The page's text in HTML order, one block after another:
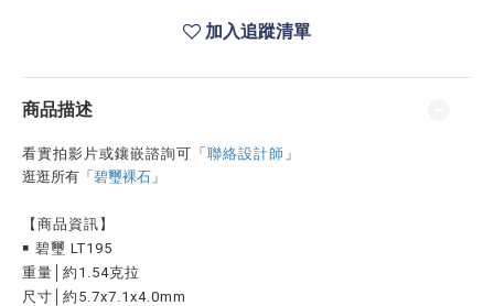
加入追蹤清單
商品描述
看實拍影片或鑲嵌諮詢可 「 聯絡設計師 」
逛逛所有「 碧璽裸石 」
【商品資訊】
￭ 碧璽 LT195
重量│約1.54克拉
尺寸│約5.7x7.1x4.0mm